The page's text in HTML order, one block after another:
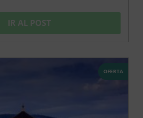
IR AL POST
OFERTA